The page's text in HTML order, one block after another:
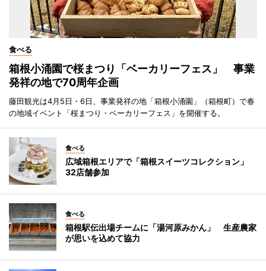
食べる
箱根小涌園で桜まつり「ベーカリーフェス」 事業
発祥の地で70周年企画
藤田観光は4月5日・6日、事業発祥の地「箱根小涌園」（箱根町）で春
の地域イベント「桜まつり・ベーカリーフェス」を開催する。
食べる
広域箱根エリアで「箱根スイーツコレクション」
32店舗参加
食べる
箱根駅伝出場チームに「湯河原みかん」 生産農家
が思いを込めて協力